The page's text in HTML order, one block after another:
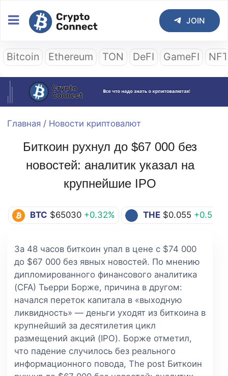
JOIN
Bitcoin Ethereum TON DeFI GameFI
Главная / Новости криптовалют
Биткоин рухнул до $67 000 без
новостей: аналитик указал на
крупнейшие IPO
BTC $65030 +0.32% THE $0.055 +0.55%
За 48 часов биткоин упал в цене с $74 000
до $67 000 без явных новостей. По мнению
дипломированного финансового аналитика
(CFA) Тьерри Борже, причина в другом:
начался переток капитала в «выходную
ликвидность» — деньги уходят из биткоина в
крупнейший за десятилетия цикл
размещений акций (IPO). Борже отметил,
что падение случилось без реального
информационного повода, The post Биткоин